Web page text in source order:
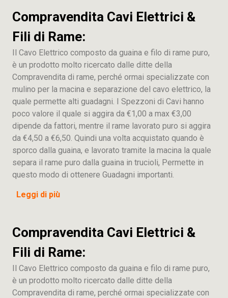
Compravendita Cavi Elettrici &
Fili di Rame:
Il Cavo Elettrico composto da guaina e filo di rame puro,
è un prodotto molto ricercato dalle ditte della
Compravendita di rame, perché ormai specializzate con
mulino per la macina e separazione del cavo elettrico, la
quale permette alti guadagni. I Spezzoni di Cavi hanno
poco valore il quale si aggira da €1,00 a max €3,00
dipende da fattori, mentre il rame lavorato puro si aggira
da €4,50 a €6,50. Quindi una volta acquistato quando è
sporco dalla guaina, e lavorato tramite la macina la quale
separa il rame puro dalla guaina in trucioli, Permette in
questo modo di ottenere Guadagni importanti.
Leggi di più
Compravendita Cavi Elettrici &
Fili di Rame:
Il Cavo Elettrico composto da guaina e filo di rame puro,
è un prodotto molto ricercato dalle ditte della
Compravendita di rame, perché ormai specializzate con